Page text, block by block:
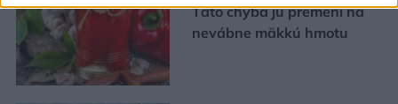
Táto chyba ju premení na
nevábne mäkkú hmotu